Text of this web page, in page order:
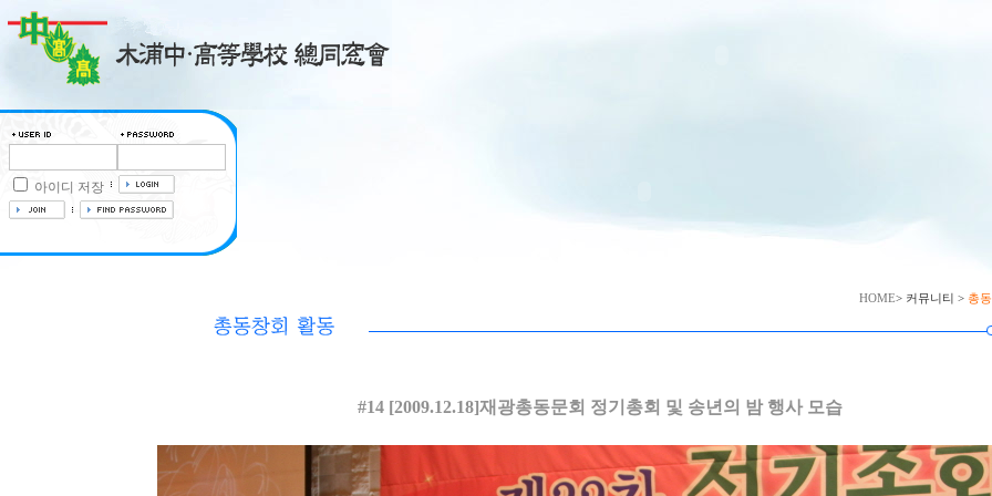
아이디 저장
HOME> 커뮤니티 > 총
#14 [2009.12.18]재광총동문회 정기총회 및 송년의 밤 행사 모습